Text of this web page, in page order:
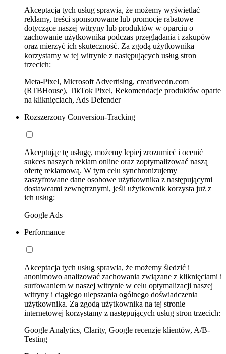
Akceptacja tych usług sprawia, że możemy wyświetlać
reklamy, treści sponsorowane lub promocje rabatowe
dotyczące naszej witryny lub produktów w oparciu o
zachowanie użytkownika podczas przeglądania i zakupów
oraz mierzyć ich skuteczność. Za zgodą użytkownika
korzystamy w tej witrynie z następujących usług stron
trzecich:
Meta-Pixel, Microsoft Advertising, creativecdn.com
(RTBHouse), TikTok Pixel, Rekomendacje produktów oparte
na kliknięciach, Ads Defender
Rozszerzony Conversion-Tracking
Akceptując tę usługę, możemy lepiej zrozumieć i ocenić
sukces naszych reklam online oraz zoptymalizować naszą
ofertę reklamową. W tym celu synchronizujemy
zaszyfrowane dane osobowe użytkownika z następującymi
dostawcami zewnętrznymi, jeśli użytkownik korzysta już z
ich usług:
Google Ads
Performance
Akceptacja tych usług sprawia, że możemy śledzić i
anonimowo analizować zachowania związane z kliknięciami i
surfowaniem w naszej witrynie w celu optymalizacji naszej
witryny i ciągłego ulepszania ogólnego doświadczenia
użytkownika. Za zgodą użytkownika na tej stronie
internetowej korzystamy z następujących usług stron trzecich:
Google Analytics, Clarity, Google recenzje klientów, A/B-
Testing